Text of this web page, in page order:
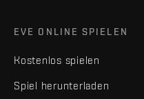
EVE ONLINE SPIELEN
Kostenlos spielen
Spiel herunterladen